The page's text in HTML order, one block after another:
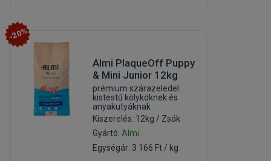
-20%
Almi PlaqueOff Puppy
& Mini Junior 12kg
prémium szárazeledel
kistestű kölyköknek és
anyakutyáknak
Kiszerelés: 12kg / Zsák
Gyártó: Almi
Egységár: 3 166 Ft / kg